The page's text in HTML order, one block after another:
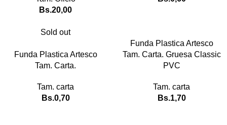
Bs.20,00
Sold out
Funda Plastica Artesco
Tam. Carta.
Tam. carta
Bs.0,70
Funda Plastica Artesco
Tam. Carta. Gruesa Classic
PVC
Tam. carta
Bs.1,70